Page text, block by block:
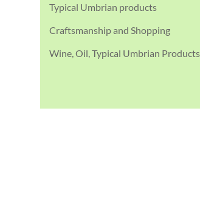
Typical Umbrian products
Craftsmanship and Shopping
Wine, Oil, Typical Umbrian Products